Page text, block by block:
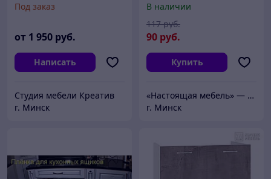
Под заказ
от 1 950 руб.
Написать
Студия мебели Креатив
г. Минск
В наличии
90 руб.
117 руб.
Купить
«Настоящая мебель» — интернет-магазин корпусной и мягкой мебели от производителей с мировым именем
г. Минск